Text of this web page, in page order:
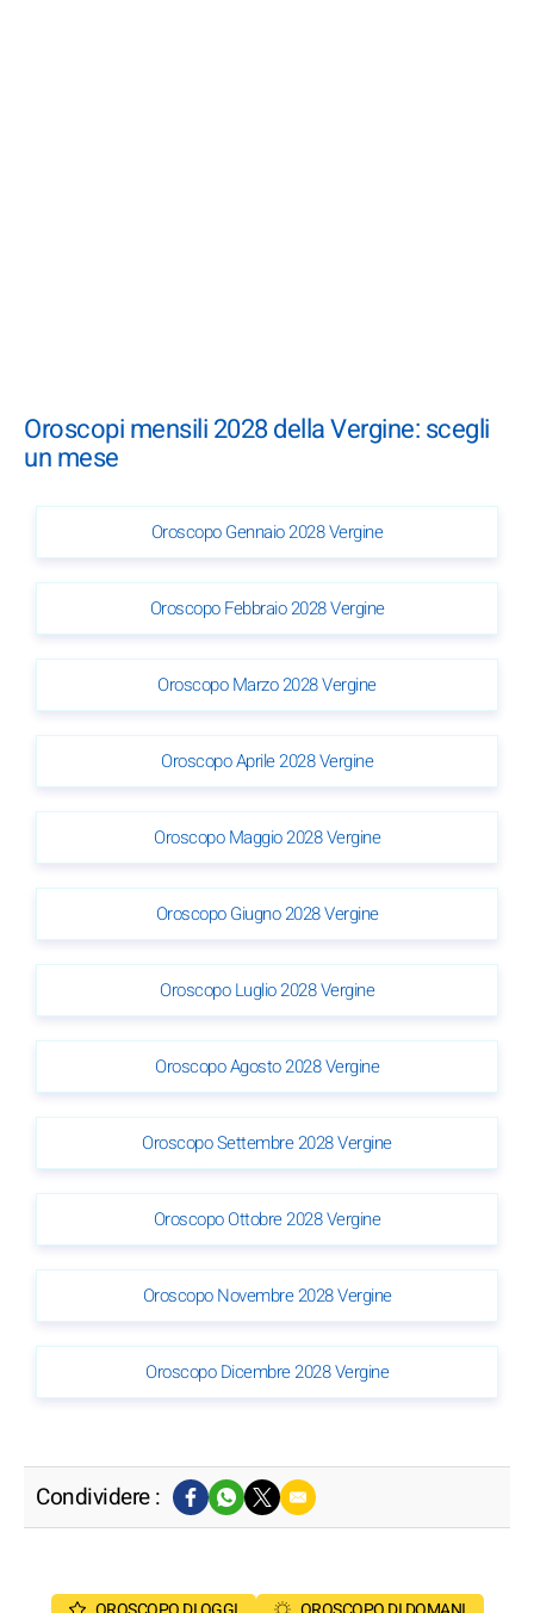
Oroscopi mensili 2028 della Vergine: scegli
un mese
Oroscopo Gennaio 2028 Vergine
Oroscopo Febbraio 2028 Vergine
Oroscopo Marzo 2028 Vergine
Oroscopo Aprile 2028 Vergine
Oroscopo Maggio 2028 Vergine
Oroscopo Giugno 2028 Vergine
Oroscopo Luglio 2028 Vergine
Oroscopo Agosto 2028 Vergine
Oroscopo Settembre 2028 Vergine
Oroscopo Ottobre 2028 Vergine
Oroscopo Novembre 2028 Vergine
Oroscopo Dicembre 2028 Vergine
Condividere :